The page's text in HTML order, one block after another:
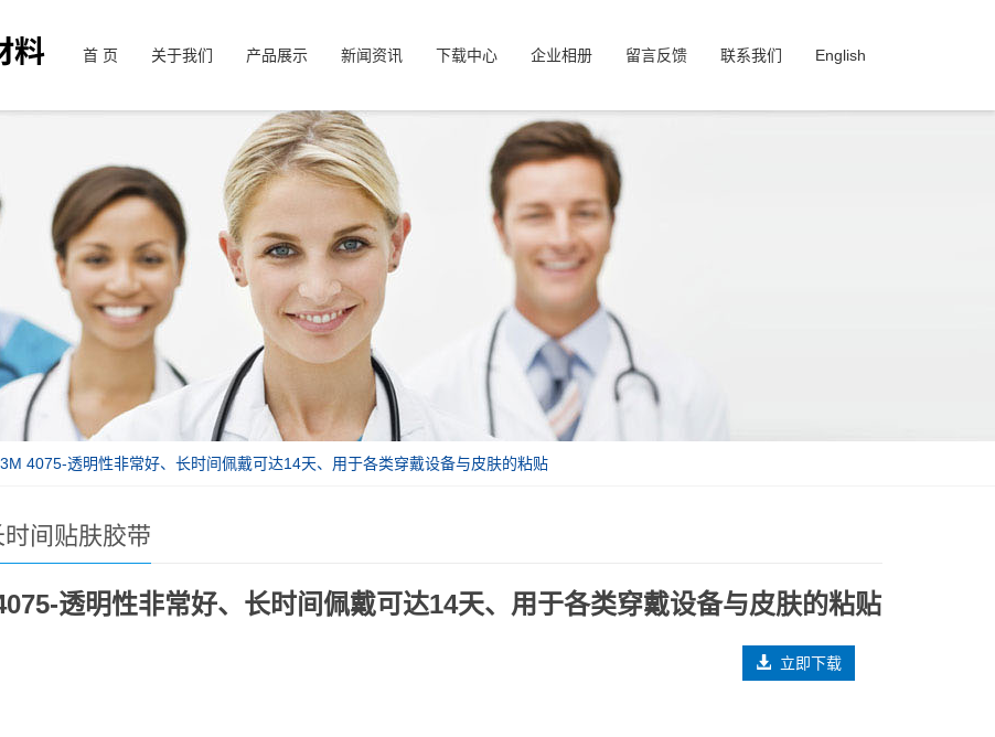
首 页 关于我们 产品展示 新闻资讯 下载中心 企业相册 留言反馈 联系我们 English
4075-透明性非常好、长时间佩戴可达14天、用于各类穿戴设备与皮肤的粘贴
时间贴肤胶带
透明性非常好、长时间佩戴可达14天、用于各类穿戴设备与皮肤的粘贴
立即下载